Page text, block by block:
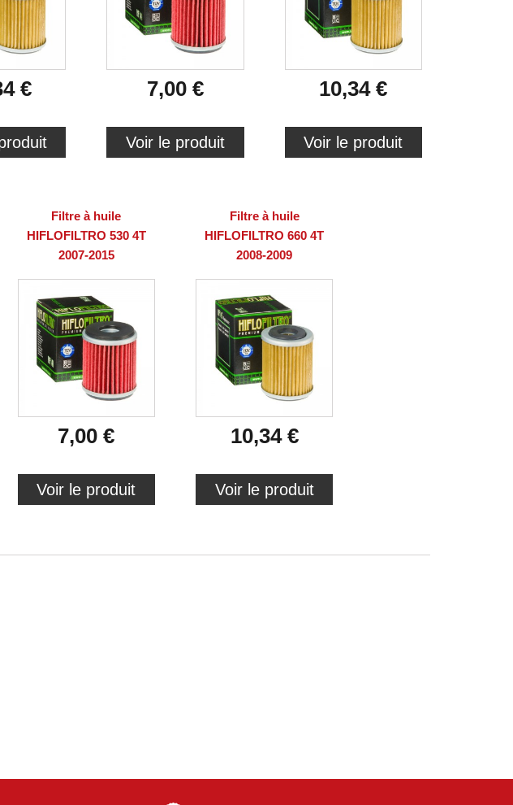
€ 7,00 €
Voir le produit
10,34 €
Voir le produit
Filtre à huile
HIFLOFILTRO 530 4T
2007-2015
7,00 €
Voir le produit
Filtre à huile
HIFLOFILTRO 660 4T
2008-2009
10,34 €
Voir le produit